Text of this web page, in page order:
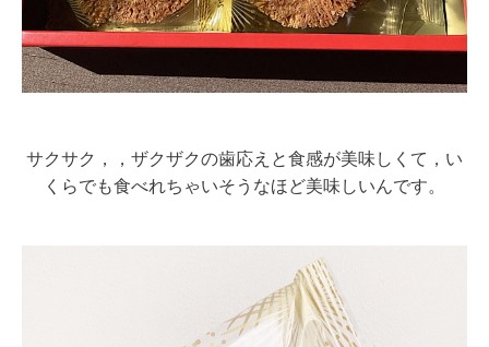
サクサク，，ザクザクの歯応えと食感が美味しくて，い
くらでも食べれちゃいそうなほど美味しいんです。